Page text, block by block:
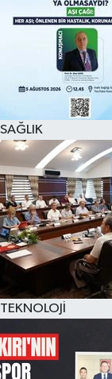
SAĞLIK
TEKNOLOJİ